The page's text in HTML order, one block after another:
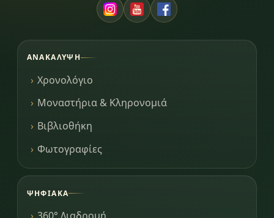
ΑΝΑΚΆΛΥΨΗ
Χρονολόγιο
Μοναστήρια & Κληρονομιά
Βιβλιοθήκη
Φωτογραφίες
ΨΗΦΙΑΚΆ